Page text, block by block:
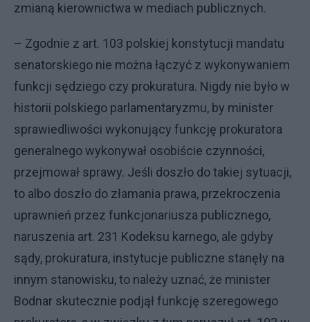
zmianą kierownictwa w mediach publicznych.
– Zgodnie z art. 103 polskiej konstytucji mandatu
senatorskiego nie można łączyć z wykonywaniem
funkcji sędziego czy prokuratura. Nigdy nie było w
historii polskiego parlamentaryzmu, by minister
sprawiedliwości wykonujący funkcję prokuratora
generalnego wykonywał osobiście czynności,
przejmował sprawy. Jeśli doszło do takiej sytuacji,
to albo doszło do złamania prawa, przekroczenia
uprawnień przez funkcjonariusza publicznego,
naruszenia art. 231 Kodeksu karnego, ale gdyby
sądy, prokuratura, instytucje publiczne stanęły na
innym stanowisku, to należy uznać, że minister
Bodnar skutecznie podjął funkcję szeregowego